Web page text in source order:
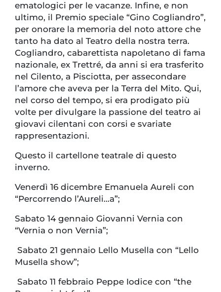
ematologici per le vacanze. Infine, e non
ultimo, il Premio speciale “Gino Cogliandro”,
per onorare la memoria del noto attore che
tanto ha dato al Teatro della nostra terra.
Cogliandro, cabarettista napoletano di fama
nazionale, ex Trettré, da anni si era trasferito
nel Cilento, a Pisciotta, per assecondare
l’amore che aveva per la Terra del Mito. Qui,
nel corso del tempo, si era prodigato più
volte per divulgare la passione del teatro ai
giovavi cilentani con corsi e svariate
rappresentazioni.
Questo il cartellone teatrale di questo
inverno.
Venerdì 16 dicembre Emanuela Aureli con
“Percorrendo l’Aureli…a”;
Sabato 14 gennaio Giovanni Vernia con
“Vernia o non Vernia”;
Sabato 21 gennaio Lello Musella con “Lello
Musella show”;
Sabato 11 febbraio Peppe Iodice con “the